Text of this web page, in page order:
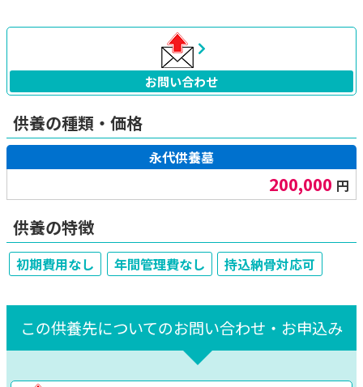
お問い合わせ
供養の種類・価格
永代供養墓
200,000 円
供養の特徴
初期費用なし 年間管理費なし 持込納骨対応可
この供養先についてのお問い合わせ・お申込み